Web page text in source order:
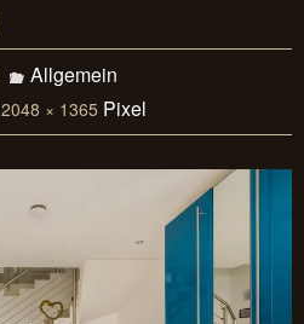
Allgemein
2048 × 1365 Pixel